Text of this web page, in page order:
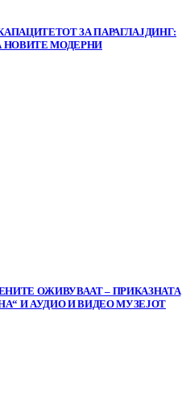
ЗА ПАРАГЛАЈДИНГ:
НОВИТЕ МОДЕРНИ
ОЖИВУВААТ – ПРИКАЗНАТА
И АУДИО И ВИДЕО МУЗЕЈОТ